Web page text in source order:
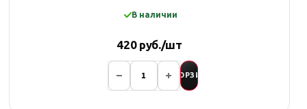
9.5/9.5iВ наличии
420 руб./шт
В КОРЗИНУ